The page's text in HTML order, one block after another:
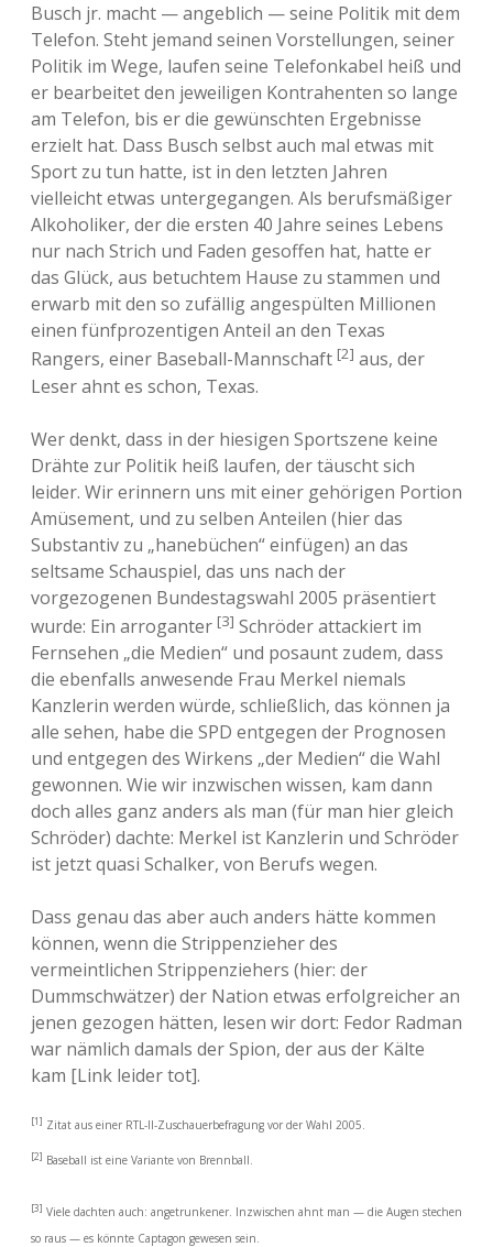
Busch jr. macht — angeblich — seine Politik mit dem
Telefon. Steht jemand seinen Vorstellungen, seiner
Politik im Wege, laufen seine Telefonkabel heiß und
er bearbeitet den jeweiligen Kontrahenten so lange
am Telefon, bis er die gewünschten Ergebnisse
erzielt hat. Dass Busch selbst auch mal etwas mit
Sport zu tun hatte, ist in den letzten Jahren
vielleicht etwas untergegangen. Als berufsmäßiger
Alkoholiker, der die ersten 40 Jahre seines Lebens
nur nach Strich und Faden gesoffen hat, hatte er
das Glück, aus betuchtem Hause zu stammen und
erwarb mit den so zufällig angespülten Millionen
einen fünfprozentigen Anteil an den Texas
Rangers, einer Baseball-Mannschaft [2] aus, der
Leser ahnt es schon, Texas.
Wer denkt, dass in der hiesigen Sportszene keine
Drähte zur Politik heiß laufen, der täuscht sich
leider. Wir erinnern uns mit einer gehörigen Portion
Amüsement, und zu selben Anteilen (hier das
Substantiv zu „hanebüchen“ einfügen) an das
seltsame Schauspiel, das uns nach der
vorgezogenen Bundestagswahl 2005 präsentiert
wurde: Ein arroganter [3] Schröder attackiert im
Fernsehen „die Medien“ und posaunt zudem, dass
die ebenfalls anwesende Frau Merkel niemals
Kanzlerin werden würde, schließlich, das können ja
alle sehen, habe die SPD entgegen der Prognosen
und entgegen des Wirkens „der Medien“ die Wahl
gewonnen. Wie wir inzwischen wissen, kam dann
doch alles ganz anders als man (für man hier gleich
Schröder) dachte: Merkel ist Kanzlerin und Schröder
ist jetzt quasi Schalker, von Berufs wegen.
Dass genau das aber auch anders hätte kommen
können, wenn die Strippenzieher des
vermeintlichen Strippenziehers (hier: der
Dummschwätzer) der Nation etwas erfolgreicher an
jenen gezogen hätten, lesen wir dort: Fedor Radman
war nämlich damals der Spion, der aus der Kälte
kam [Link leider tot].
[1] Zitat aus einer RTL-II-Zuschauerbefragung vor der Wahl 2005.
[2] Baseball ist eine Variante von Brennball.
[3] Viele dachten auch: angetrunkener. Inzwischen ahnt man — die Augen stechen
so raus — es könnte Captagon gewesen sein.